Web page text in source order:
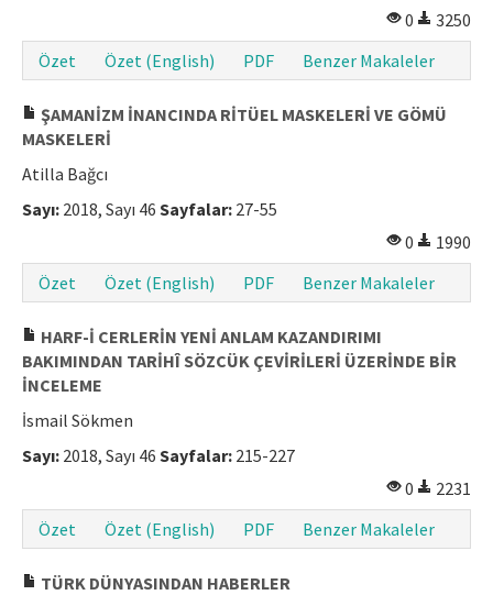
0
3250
Özet
Özet (English) PDF Benzer Makaleler
ŞAMANİZM İNANCINDA RİTÜEL MASKELERİ VE GÖMÜ
MASKELERİ
Atilla Bağcı
Sayı: 2018, Sayı 46 Sayfalar: 27-55
0
1990
Özet
Özet (English) PDF Benzer Makaleler
HARF-İ CERLERİN YENİ ANLAM KAZANDIRIMI
BAKIMINDAN TARİHÎ SÖZCÜK ÇEVİRİLERİ ÜZERİNDE BİR
İNCELEME
İsmail Sökmen
Sayı: 2018, Sayı 46 Sayfalar: 215-227
0
2231
Özet
Özet (English) PDF Benzer Makaleler
TÜRK DÜNYASINDAN HABERLER